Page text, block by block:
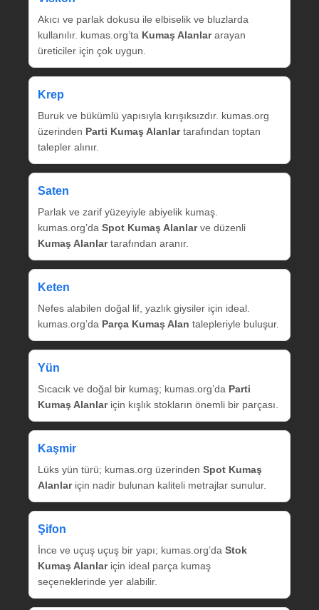
Akıcı ve parlak dokusu ile elbiselik ve bluzlarda
kullanılır. kumas.org’ta Kumaş Alanlararayan
üreticiler için çok uygun.
Krep
Buruk ve bükümlü yapısıyla kırışıksızdır. kumas.org
üzerinden Parti Kumaş Alanlartarafından toptan
talepler alınır.
Saten
Parlak ve zarif yüzeyiyle abiyelik kumaş.
kumas.org’da Spot Kumaş Alanlarve düzenli
Kumaş Alanlartarafından aranır.
Keten
Nefes alabilen doğal lif, yazlık giysiler için ideal.
kumas.org’da Parça Kumaş Alan talepleriyle buluşur.
Yün
Sıcacık ve doğal bir kumaş; kumas.org’da Parti
Kumaş Alanlariçin kışlık stokların önemli bir parçası.
Kaşmir
Lüks yün türü; kumas.org üzerinden Spot Kumaş
Alanlariçin nadir bulunan kaliteli metrajlar sunulur.
Şifon
İnce ve uçuş uçuş bir yapı; kumas.org’da Stok
Kumaş Alanlariçin ideal parça kumaş
seçeneklerinde yer alabilir.